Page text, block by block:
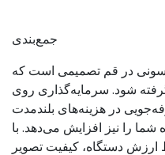
جمع‌بندی
سونی در قم تصمیمی است که
شود. سرمایه‌گذاری روی
در هزینه‌های بلندمدت
را نیز افزایش می‌دهد. با
ارزش دستگاه، کیفیت تصویر